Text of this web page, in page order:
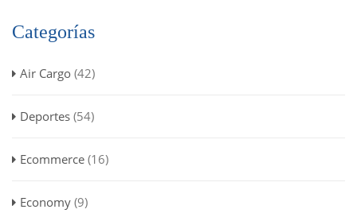
Categorías
Air Cargo (42)
Deportes (54)
Ecommerce (16)
Economy (9)